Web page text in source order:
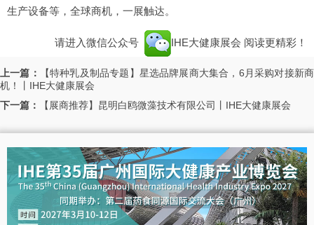
生产设备等，全球商机，一展触达。
请进入微信公众号 IHE大健康展会 阅读更精彩！
上一篇：
【特种乳及制品专题】星选品牌展商大集合，6月采购对接新商
机！丨IHE大健康展会
下一篇：
【展商推荐】昆明白鸥微藻技术有限公司丨IHE大健康展会